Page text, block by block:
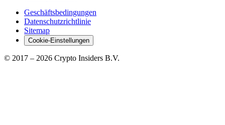
Geschäftsbedingungen
Datenschutzrichtlinie
Sitemap
Cookie-Einstellungen
© 2017 – 2026 Crypto Insiders B.V.